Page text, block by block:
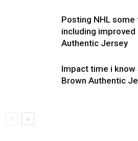
Posting NHL some
including improved
Authentic Jersey
Impact time i
Brown Authentic